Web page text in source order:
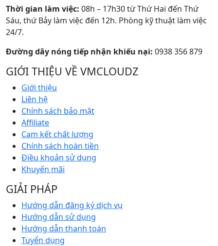
Thời gian làm việc: 08h – 17h30 từ Thứ Hai đến Thứ
Sáu, thứ Bảy làm việc đến 12h. Phòng kỹ thuật làm việc
24/7.
Đường dây nóng tiếp nhận khiếu nại: 0938 356 879
GIỚI THIỆU VỀ VMCLOUDZ
Giới thiệu
Liên hệ
Chính sách bảo mật
Affiliate
Cam kết chất lượng
Chính sách hoàn tiền
Điều khoản sử dụng
Khuyến mãi
GIẢI PHÁP
Hướng dẫn đăng ký dịch vụ
Hướng dẫn sử dụng
Hướng dẫn thanh toán
Tuyển dụng